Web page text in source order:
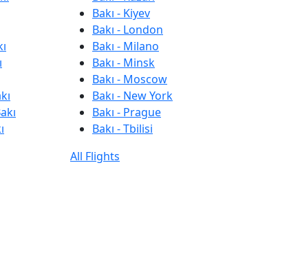
Bakı - Kiyev
Bakı - London
Bakı - Milano
Bakı - Minsk
Bakı - Moscow
Bakı - New York
Bakı - Prague
Bakı - Tbilisi
All Flights